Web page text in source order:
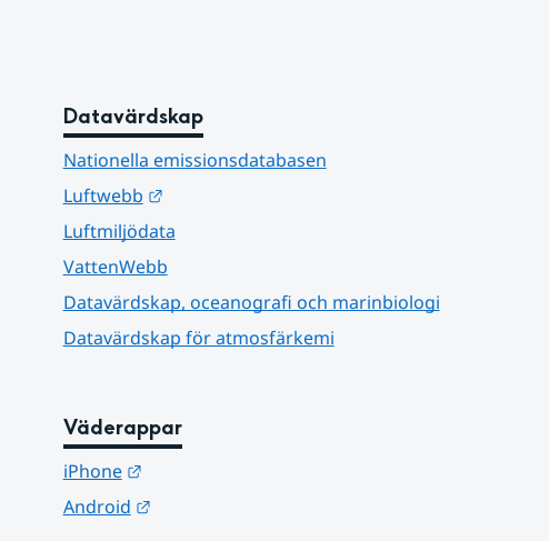
Datavärdskap
Nationella emissionsdatabasen
Luftwebb
Länk till annan webbplats.
Luftmiljödata
VattenWebb
Datavärdskap, oceanografi och marinbiologi
Datavärdskap för atmosfärkemi
Väderappar
iPhone
Länk till annan webbplats.
Android
Länk till annan webbplats.